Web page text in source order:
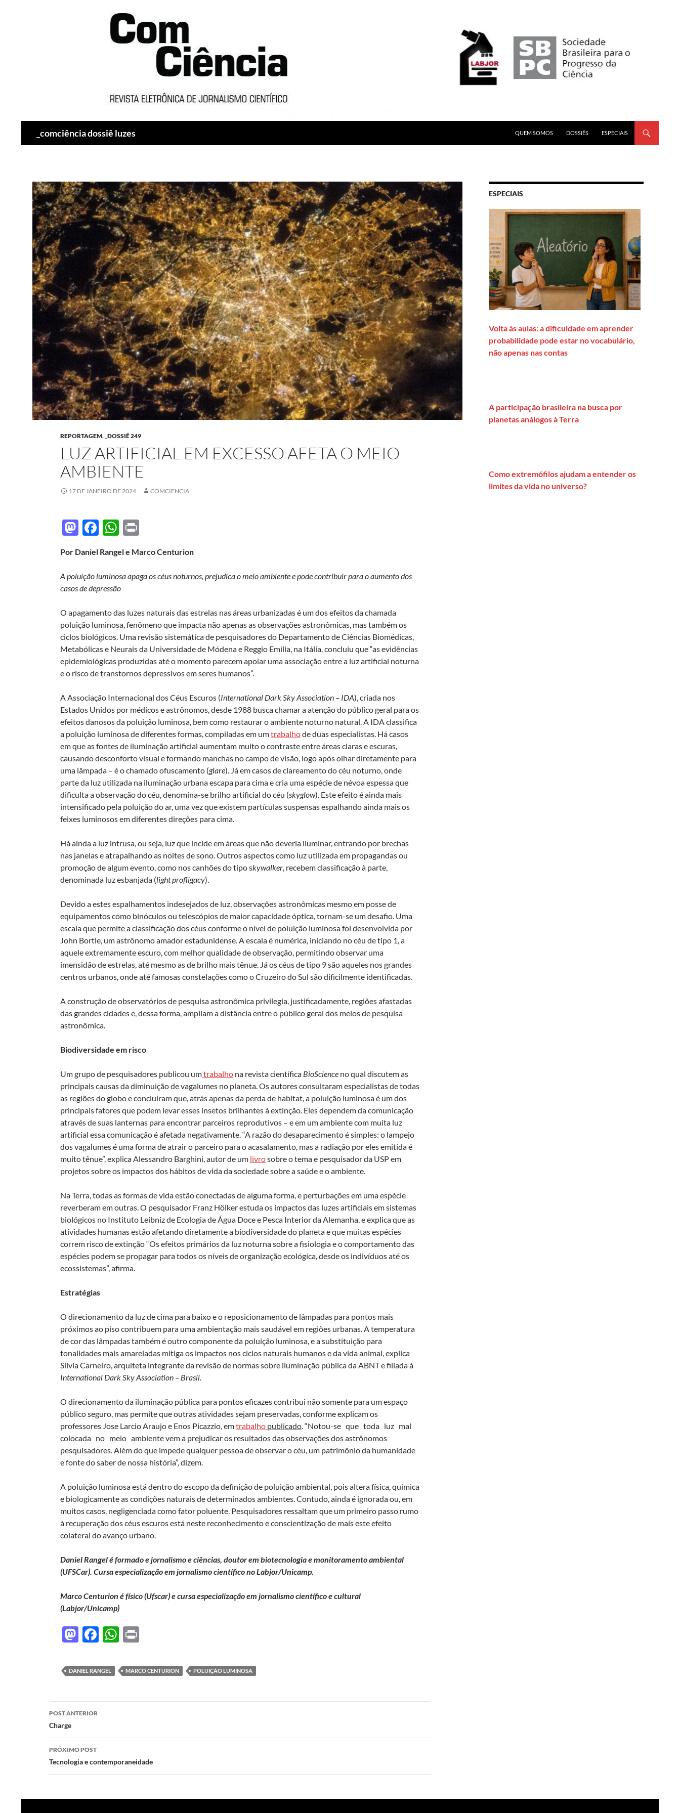
_comciência dossiê luzes
QUEM SOMOS
DOSSIÊS ESPECIAIS
REPORTAGEM, _DOSSIÊ 249
LUZ ARTIFICIAL EM EXCESSO AFETA O MEIO
AMBIENTE
17 DE JANEIRO DE 2024 COMCIENCIA
M
to
d
o
n
F
e
b
o
o
k
W
at
s
A
p
p
nt
Por Daniel Rangel e Marco Centurion
A poluição luminosa apaga os céus noturnos, prejudica o meio ambiente e pode contribuir para o aumento dos
casos de depressão
O apagamento das luzes naturais das estrelas nas áreas urbanizadas é um dos efeitos da chamada
poluição luminosa, fenômeno que impacta não apenas as observações astronômicas, mas também os
ciclos biológicos. Uma revisão sistemática de pesquisadores do Departamento de Ciências Biomédicas,
Metabólicas e Neurais da Universidade de Módena e Reggio Emília, na Itália, concluiu que “as evidências
epidemiológicas produzidas até o momento parecem apoiar uma associação entre a luz artificial noturna
e o risco de transtornos depressivos em seres humanos”.
A Associação Internacional dos Céus Escuros (International Dark Sky Association – IDA), criada nos
Estados Unidos por médicos e astrônomos, desde 1988 busca chamar a atenção do público geral para os
efeitos danosos da poluição luminosa, bem como restaurar o ambiente noturno natural. A IDA classifica
a poluição luminosa de diferentes formas, compiladas em umtrabalhode duas especialistas. Há casos
em que as fontes de iluminação artificial aumentam muito o contraste entre áreas claras e escuras,
causando desconforto visual e formando manchas no campo de visão, logo após olhar diretamente para
uma lâmpada – é o chamado ofuscamento (glare). Já em casos de clareamento do céu noturno, onde
parte da luz utilizada na iluminação urbana escapa para cima e cria uma espécie de névoa espessa que
dificulta a observação do céu, denomina-se brilho artificial do céu (skyglow). Este efeito é ainda mais
intensificado pela poluição do ar, uma vez que existem partículas suspensas espalhando ainda mais os
feixes luminosos em diferentes direções para cima.
Há ainda a luz intrusa, ou seja, luz que incide em áreas que não deveria iluminar, entrando por brechas
nas janelas e atrapalhando as noites de sono. Outros aspectos como luz utilizada em propagandas ou
promoção de algum evento, como nos canhões do tipo skywalker , recebem classificação à parte,
denominada luz esbanjada (light profligacy).
Devido a estes espalhamentos indesejados de luz, observações astronômicas mesmo em posse de
equipamentos como binóculos ou telescópios de maior capacidade óptica, tornam-se um desafio. Uma
escala que permite a classificação dos céus conforme o nível de poluição luminosa foi desenvolvida por
John Bortle, um astrônomo amador estadunidense. A escala é numérica, iniciando no céu de tipo 1, a
aquele extremamente escuro, com melhor qualidade de observação, permitindo observar uma
imensidão de estrelas, até mesmo as de brilho mais tênue. Já os céus de tipo 9 são aqueles nos grandes
centros urbanos, onde até famosas constelações como o Cruzeiro do Sul são dificilmente identificadas.
A construção de observatórios de pesquisa astronômica privilegia, justificadamente, regiões afastadas
das grandes cidades e, dessa forma, ampliam a distância entre o público geral dos meios de pesquisa
astronômica.
Biodiversidade em risco
Um grupo de pesquisadores publicou umtrabalho na revista científica BioScience no qual discutem as
principais causas da diminuição de vagalumes no planeta. Os autores consultaram especialistas de todas
as regiões do globo e concluíram que, atrás apenas da perda de habitat, a poluição luminosa é um dos
principais fatores que podem levar esses insetos brilhantes à extinção. Eles dependem da comunicação
através de suas lanternas para encontrar parceiros reprodutivos – e em um ambiente com muita luz
artificial essa comunicação é afetada negativamente. “A razão do desaparecimento é simples: o lampejo
dos vagalumes é uma forma de atrair o parceiro para o acasalamento, mas a radiação por eles emitida é
muito tênue”, explica Alessandro Barghini, autor de um livrosobre o tema e pesquisador da USP em
projetos sobre os impactos dos hábitos de vida da sociedade sobre a saúde e o ambiente.
Na Terra, todas as formas de vida estão conectadas de alguma forma, e perturbações em uma espécie
reverberam em outras. O pesquisador Franz Hölker estuda os impactos das luzes artificiais em sistemas
biológicos no Instituto Leibniz de Ecologia de Água Doce e Pesca Interior da Alemanha, e explica que as
atividades humanas estão afetando diretamente a biodiversidade do planeta e que muitas espécies
correm risco de extinção “Os efeitos primários da luz noturna sobre a fisiologia e o comportamento das
espécies podem se propagar para todos os níveis de organização ecológica, desde os indivíduos até os
ecossistemas”, afirma.
Estratégias
O direcionamento da luz de cima para baixo e o reposicionamento de lâmpadas para pontos mais
próximos ao piso contribuem para uma ambientação mais saudável em regiões urbanas. A temperatura
de cor das lâmpadas também é outro componente da poluição luminosa, e a substituição para
tonalidades mais amareladas mitiga os impactos nos ciclos naturais humanos e da vida animal, explica
Silvia Carneiro, arquiteta integrante da revisão de normas sobre iluminação pública da ABNT e filiada à
International Dark Sky Association – Brasil.
O direcionamento da iluminação pública para pontos eficazes contribui não somente para um espaço
público seguro, mas permite que outras atividades sejam preservadas, conforme explicam os
professores Jose Larcio Araujo e Enos Picazzio, emtrabalho publicado . “Notou-se que toda luz mal
colocada no meio ambiente vem a prejudicar os resultados das observações dos astrônomos
pesquisadores. Além do que impede qualquer pessoa de observar o céu, um patrimônio da humanidade
e fonte do saber de nossa história”, dizem.
A poluição luminosa está dentro do escopo da definição de poluição ambiental, pois altera física, química
e biologicamente as condições naturais de determinados ambientes. Contudo, ainda é ignorada ou, em
muitos casos, negligenciada como fator poluente. Pesquisadores ressaltam que um primeiro passo rumo
à recuperação dos céus escuros está neste reconhecimento e conscientização de mais este efeito
colateral do avanço urbano.
Daniel Rangelé formado e jornalismo e ciências, doutor em biotecnologia e monitoramento ambiental
(UFSCar). Cursa especialização em jornalismo científico no Labjor/Unicamp.
Marco Centurion éfísico (Ufscar) e cursa especialização em jornalismo científico e cultural
(Labjor/Unicamp)
M
to
d
o
n
F
e
b
o
W
at
s
A
nt
DANIEL RANGEL MARCO CENTURION POLUIÇÃO LUMINOSA
Navegação
de
posts
POST ANTERIOR
Charge
PRÓXIMO POST
Tecnologia e contemporaneidade
ESPECIAIS
Volta às aulas: a dificuldade em aprender
probabilidade pode estar no vocabulário,
não apenas nas contas
A participação brasileira na busca por
planetas análogos à Terra
Como extremófilos ajudam a entender os
limites da vida no universo?